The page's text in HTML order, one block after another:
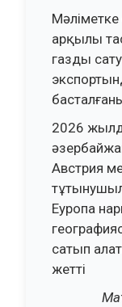
арқылы
газды
2026
Австрия
Еуропа
сатып
жетті